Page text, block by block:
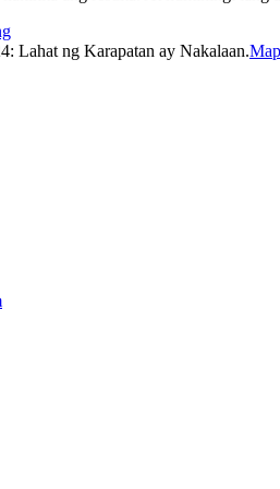
Lahat ng Karapatan ay Nakalaan.